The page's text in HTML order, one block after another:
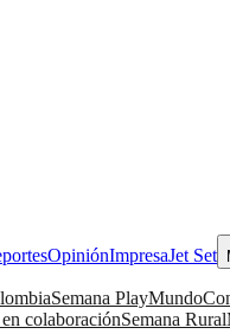
OpiniónImpresaJet Set
Semana PlayMundo
colaboraciónSemana Rural